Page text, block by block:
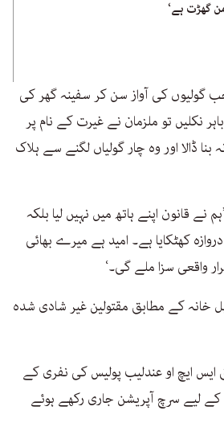
گھڑت ہے‘
گولیوں کی آواز سن کر سفینہ گھر کی
نکلیں تو ملزمان نے غیرت کے نام پر
بنا ڈالا اور وہ چار گولیاں لگنے سے ہلاک
نے قانون اپنے ہاتھ میں نہیں لیا بلکہ
کھٹکایا ہے۔ امید ہے میرے بھائی
واقعی سزا ملے گی۔‘
خانہ کے مطابق مقتولین غیر شادی شدہ
ایس ایچ او عندلیب پولیس کی نفری کے
کے لیے سرچ آپریشن جاری رکھے ہوئے